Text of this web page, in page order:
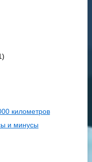
километров
и минусы